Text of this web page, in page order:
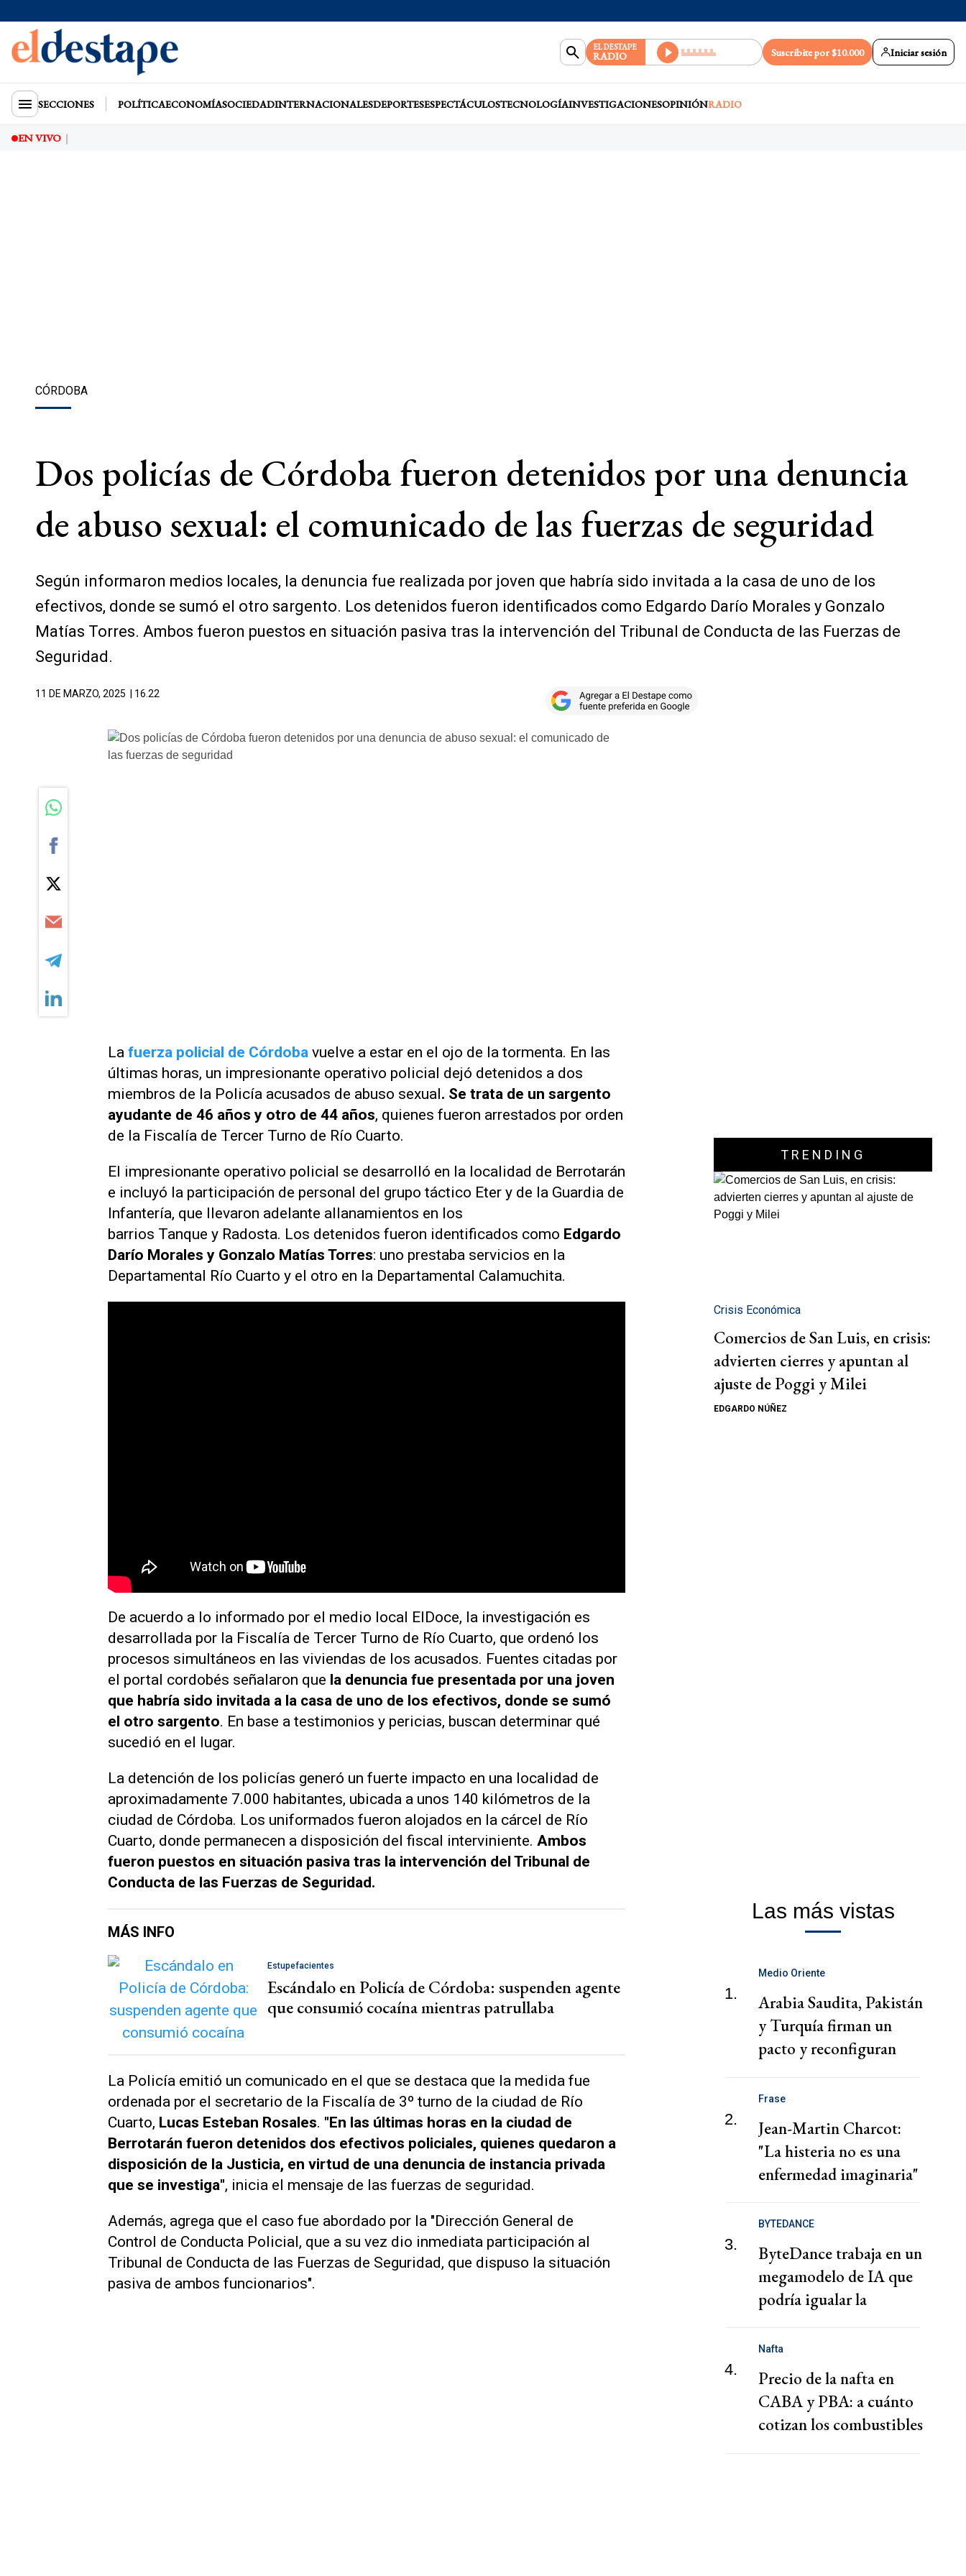
EL DESTAPE
RADIO Suscribite por $10.000 Iniciar sesión
SECCIONES POLÍTICAECONOMÍASOCIEDADINTERNACIONALESDEPORTESESPECTÁCULOSTECNOLOGÍAINVESTIGACIONESOPINIÓNRADIO
EN VIVO
CÓRDOBA
Dos policías de Córdoba fueron detenidos por una denuncia
de abuso sexual: el comunicado de las fuerzas de seguridad
Según informaron medios locales, la denuncia fue realizada por joven que habría sido invitada a la casa de uno de los
efectivos, donde se sumó el otro sargento. Los detenidos fueron identificados como Edgardo Darío Morales y Gonzalo
Matías Torres. Ambos fueron puestos en situación pasiva tras la intervención del Tribunal de Conducta de las Fuerzas de
Seguridad.
11 DE MARZO, 2025 | 16.22
La fuerza policial de Córdoba vuelve a estar en el ojo de la tormenta. En las
últimas horas, un impresionante operativo policial dejó detenidos a dos
miembros de la Policía acusados de abuso sexual. Se trata de un sargento
ayudante de 46 años y otro de 44 años, quienes fueron arrestados por orden
de la Fiscalía de Tercer Turno de Río Cuarto.
El impresionante operativo policial se desarrolló en la localidad de Berrotarán
e incluyó la participación de personal del grupo táctico Eter y de la Guardia de
Infantería, que llevaron adelante allanamientos en los
barrios Tanque y Radosta. Los detenidos fueron identificados como Edgardo
Darío Morales y Gonzalo Matías Torres: uno prestaba servicios en la
Departamental Río Cuarto y el otro en la Departamental Calamuchita.
De acuerdo a lo informado por el medio local ElDoce, la investigación es
desarrollada por la Fiscalía de Tercer Turno de Río Cuarto, que ordenó los
procesos simultáneos en las viviendas de los acusados. Fuentes citadas por
el portal cordobés señalaron que la denuncia fue presentada por una joven
que habría sido invitada a la casa de uno de los efectivos, donde se sumó
el otro sargento. En base a testimonios y pericias, buscan determinar qué
sucedió en el lugar.
La detención de los policías generó un fuerte impacto en una localidad de
aproximadamente 7.000 habitantes, ubicada a unos 140 kilómetros de la
ciudad de Córdoba. Los uniformados fueron alojados en la cárcel de Río
Cuarto, donde permanecen a disposición del fiscal interviniente. Ambos
fueron puestos en situación pasiva tras la intervención del Tribunal de
Conducta de las Fuerzas de Seguridad.
MÁS INFO
Estupefacientes
Escándalo en Policía de Córdoba: suspenden agente
que consumió cocaína mientras patrullaba
La Policía emitió un comunicado en el que se destaca que la medida fue
ordenada por el secretario de la Fiscalía de 3º turno de la ciudad de Río
Cuarto, Lucas Esteban Rosales. "En las últimas horas en la ciudad de
Berrotarán fueron detenidos dos efectivos policiales, quienes quedaron a
disposición de la Justicia, en virtud de una denuncia de instancia privada
que se investiga", inicia el mensaje de las fuerzas de seguridad.
Además, agrega que el caso fue abordado por la "Dirección General de
Control de Conducta Policial, que a su vez dio inmediata participación al
Tribunal de Conducta de las Fuerzas de Seguridad, que dispuso la situación
pasiva de ambos funcionarios".
TRENDING
Crisis Económica
Comercios de San Luis, en crisis:
advierten cierres y apuntan al
ajuste de Poggi y Milei
EDGARDO NÚÑEZ
Las más vistas
1.
Medio Oriente
Arabia Saudita, Pakistán
y Turquía firman un
pacto y reconfiguran
Oriente
2.
Frase
Jean-Martin Charcot:
"La histeria no es una
enfermedad imaginaria"
3.
BYTEDANCE
ByteDance trabaja en un
megamodelo de IA que
podría igualar la
según el FT
4.
Nafta
Precio de la nafta en
CABA y PBA: a cuánto
cotizan los combustibles